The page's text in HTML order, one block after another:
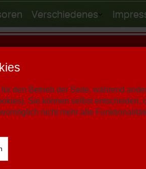
Verschiedenes
Marl-Hamm - Dritte gegen
den Betrieb der Seite, während
Sie können selbst entscheiden,
nicht mehr alle